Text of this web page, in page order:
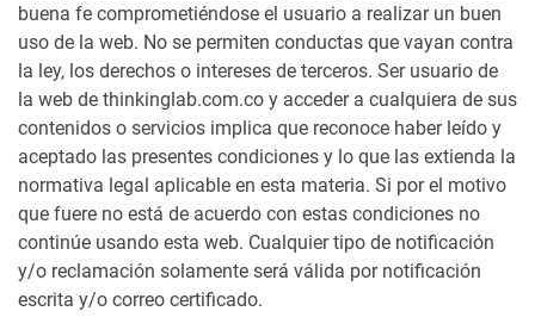
buena fe comprometiéndose el usuario a realizar un buen
uso de la web. No se permiten conductas que vayan contra
la ley, los derechos o intereses de terceros. Ser usuario de
la web de thinkinglab.com.co y acceder a cualquiera de sus
contenidos o servicios implica que reconoce haber leído y
aceptado las presentes condiciones y lo que las extienda la
normativa legal aplicable en esta materia. Si por el motivo
que fuere no está de acuerdo con estas condiciones no
continúe usando esta web. Cualquier tipo de notificación
y/o reclamación solamente será válida por notificación
escrita y/o correo certificado.